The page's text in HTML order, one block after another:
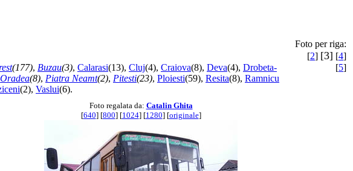
(177), Buzau(3), Calarasi(13), Cluj(4), Craiova(8), Deva(4), Drobeta-
Oradea(8), Piatra Neamt(2), Pitesti(23), Ploiesti(59), Resita(8), Ramnicu
(2), Vaslui(6).
Foto per riga:
[2] [3] [4]
[5]
Foto regalata da: Catalin Ghita
[640] [800] [1024] [1280] [originale]